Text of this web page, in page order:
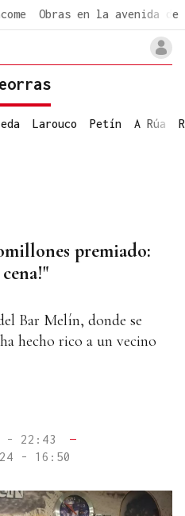
Obras en la avenida de
Larouco Petín A Rúa
premiado:
Bar Melín, donde se
hecho rico a un vecino
- 22:43
—
- 16:50